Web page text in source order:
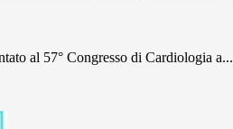
al 57° Congresso di Cardiologia a...